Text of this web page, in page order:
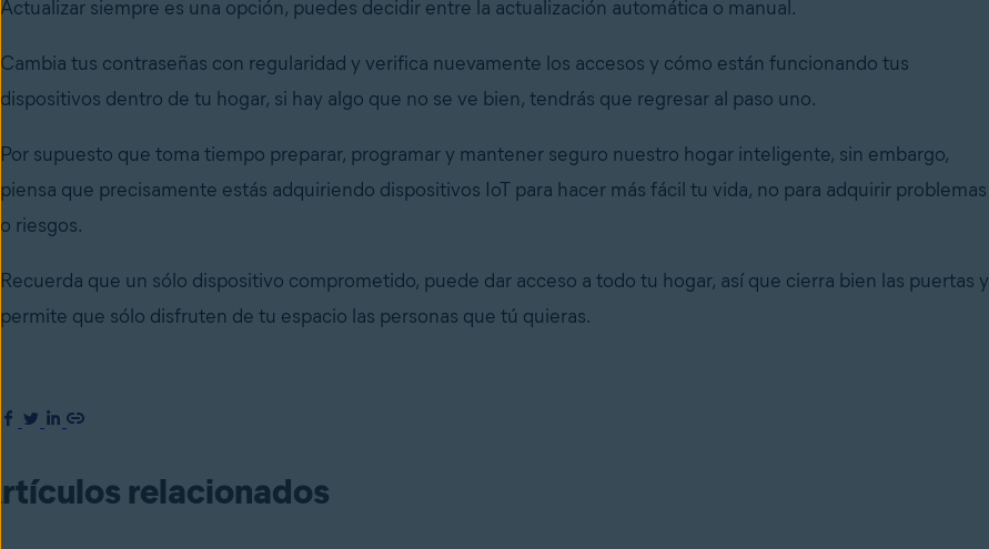
Actualizar siempre es una opción, puedes decidir entre la actualización automática o manual.
Cambia tus contraseñas con regularidad y verifica nuevamente los accesos y cómo están funcionando tus
dispositivos dentro de tu hogar, si hay algo que no se ve bien, tendrás que regresar al paso uno.
Por supuesto que toma tiempo preparar, programar y mantener seguro nuestro hogar inteligente, sin embargo,
piensa que precisamente estás adquiriendo dispositivos IoT para hacer más fácil tu vida, no para adquirir problemas
o riesgos.
Recuerda que un sólo dispositivo comprometido, puede dar acceso a todo tu hogar, así que cierra bien las puertas y
permite que sólo disfruten de tu espacio las personas que tú quieras.
relacionados